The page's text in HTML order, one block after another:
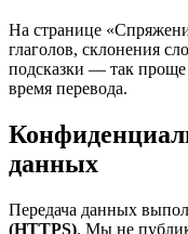
На странице
глаголов, склонения
подсказки — так
время перевода.
данных
Передача данных
(HTTPS). Мы не